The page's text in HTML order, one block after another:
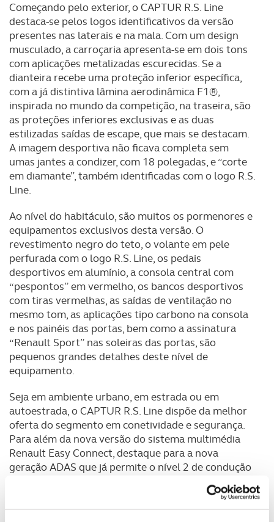
Começando pelo exterior, o CAPTUR R.S. Line
destaca-se pelos logos identificativos da versão
presentes nas laterais e na mala. Com um design
musculado, a carroçaria apresenta-se em dois tons
com aplicações metalizadas escurecidas. Se a
dianteira recebe uma proteção inferior específica,
com a já distintiva lâmina aerodinâmica F1®,
inspirada no mundo da competição, na traseira, são
as proteções inferiores exclusivas e as duas
estilizadas saídas de escape, que mais se destacam.
A imagem desportiva não ficava completa sem
umas jantes a condizer, com 18 polegadas, e “corte
em diamante”, também identificadas com o logo R.S.
Line.
Ao nível do habitáculo, são muitos os pormenores e
equipamentos exclusivos desta versão. O
revestimento negro do teto, o volante em pele
perfurada com o logo R.S. Line, os pedais
desportivos em alumínio, a consola central com
“pespontos” em vermelho, os bancos desportivos
com tiras vermelhas, as saídas de ventilação no
mesmo tom, as aplicações tipo carbono na consola
e nos painéis das portas, bem como a assinatura
“Renault Sport” nas soleiras das portas, são
pequenos grandes detalhes deste nível de
equipamento.
Seja em ambiente urbano, em estrada ou em
autoestrada, o CAPTUR R.S. Line dispõe da melhor
oferta do segmento em conetividade e segurança.
Para além da nova versão do sistema multimédia
Renault Easy Connect, destaque para a nova
geração ADAS que já permite o nível 2 de condução
autónoma. A isto soma-se um pacote completo de
tecnologias colocadas ao serviço da total segurança
e conforto na condução.